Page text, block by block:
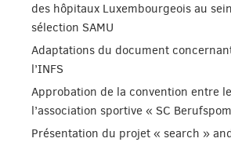
des hôpitaux Luxembourgeois au
sélection SAMU
Adaptations du document
l’INFS
Approbation de la convention entre
l’association sportive « SC
Présentation du projet « search »